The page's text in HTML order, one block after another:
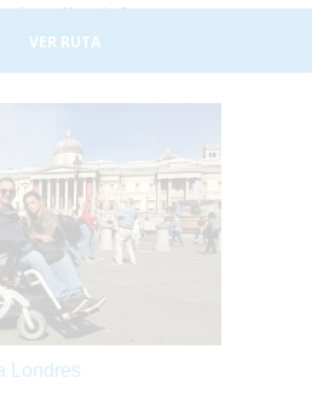
Sólo disfruta, nosotros nos
VER RUTA
Londres